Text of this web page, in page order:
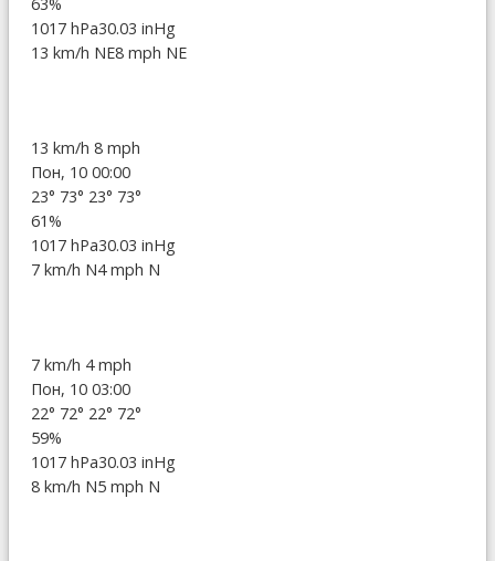
1017 hPa30.03 inHg
13 km/h NE8 mph NE
13 km/h 8 mph
Пон, 10 00:00
23° 73° 23° 73°
61%
1017 hPa30.03 inHg
7 km/h N4 mph N
7 km/h 4 mph
Пон, 10 03:00
22° 72° 22° 72°
59%
1017 hPa30.03 inHg
8 km/h N5 mph N